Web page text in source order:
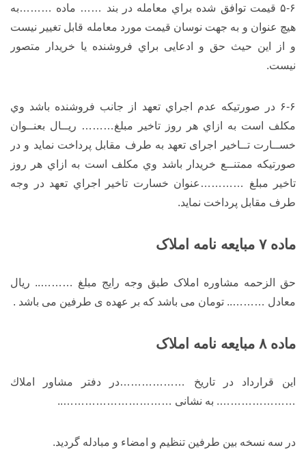
۵-۶ قیمت توافق شده براي معامله در بند …… ماده ………به
هیچ عنوان و به جهت نوسان قیمت مورد معامله قابل تغییر نیست
و از این حیث حق و ادعایی براي فروشنده یا خریدار متصور
نیست.
۶-۶ در صورتیکه عدم اجراي تعهد از جانب فروشنده باشد وي
مکلف است به ازاي هر روز تاخیر مبلغ……… ریــال بعنــوان
خســارت تــاخیر اجرای تعهد به طرف مقابل پرداخت نماید و در
صورتیکه ممتنــع خریدار باشد وي مکلف است به ازاي هر روز
تاخیر مبلغ …………عنوان خسارت تاخیر اجراي تعهد در وجه
طرف مقابل پرداخت نماید.
ماده ۷ مبایعه نامه املاک
حق الزحمه مشاوره املاک طبق وجه رایج مبلغ ……….. ریال
معادل ……….. تومان می باشد که بر عهده ی طرفین می باشد .
ماده ۸ مبایعه نامه املاک
این قرارداد در تاریخ ………………در دفتر مشاور املاك
…………………. به نشانی …………………………..
در سه نسخه بین طرفین تنظیم و امضاء و مبادله گردید.